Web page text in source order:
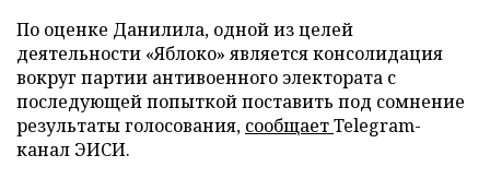
По оценке Данилила, одной из целей
деятельности «Яблоко» является консолидация
вокруг партии антивоенного электората с
последующей попыткой поставить под сомнение
результаты голосования, сообщаетTelegram-
канал ЭИСИ.